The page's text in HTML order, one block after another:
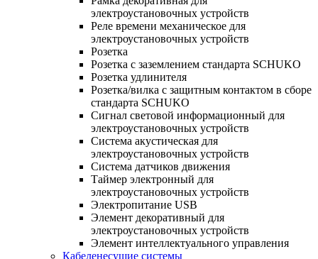
электроустановочных устройств
Реле времени механическое для
электроустановочных устройств
Розетка
Розетка с заземлением стандарта SCHUKO
Розетка удлинителя
Розетка/вилка с защитным контактом в сборе
стандарта SCHUKO
Сигнал световой информационный для
электроустановочных устройств
Система акустическая для
электроустановочных устройств
Система датчиков движения
Таймер электронный для
электроустановочных устройств
Электропитание USB
Элемент декоративный для
электроустановочных устройств
Элемент интеллектуального управления
Кабеленесущие системы